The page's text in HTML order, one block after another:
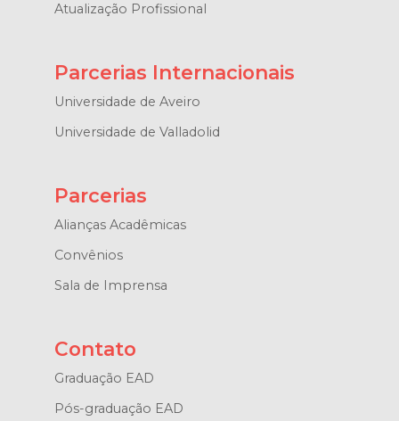
Atualização Profissional
Parcerias Internacionais
Universidade de Aveiro
Universidade de Valladolid
Parcerias
Alianças Acadêmicas
Convênios
Sala de Imprensa
Contato
Graduação EAD
Pós-graduação EAD